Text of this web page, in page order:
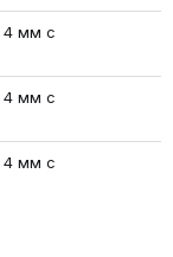
4 мм с
4 мм с
4 мм с